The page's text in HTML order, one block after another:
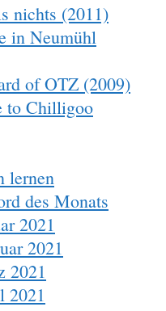
nichts (2011)
in Neumühl
of OTZ (2009)
to Chilligoo
lernen
des Monats
2021
2021
2021
2021